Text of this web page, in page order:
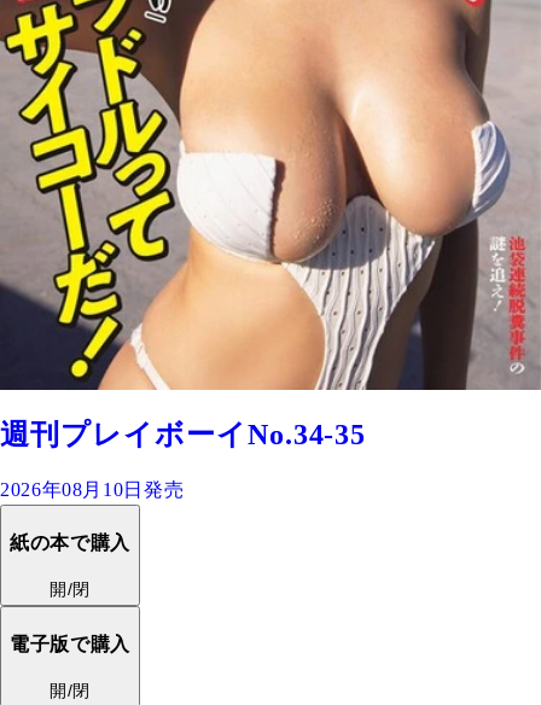
週刊プレイボーイNo.34-35
2026年08月10日発売
紙の本で購入
開/閉
電子版で購入
開/閉